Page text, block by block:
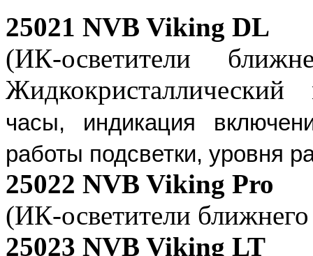
25021 NVB Viking DL
(ИК-осветители
часы, индикация
работы подсветки, уровня
25022 NVB Viking Pro
(ИК-осветители ближнего
25023 NVB Viking LT